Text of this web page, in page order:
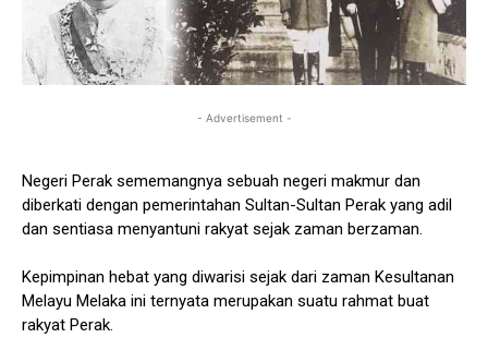
- Advertisement -
Negeri Perak sememangnya sebuah negeri makmur dan
diberkati dengan pemerintahan Sultan-Sultan Perak yang adil
dan sentiasa menyantuni rakyat sejak zaman berzaman.
Kepimpinan hebat yang diwarisi sejak dari zaman Kesultanan
Melayu Melaka ini ternyata merupakan suatu rahmat buat
rakyat Perak.